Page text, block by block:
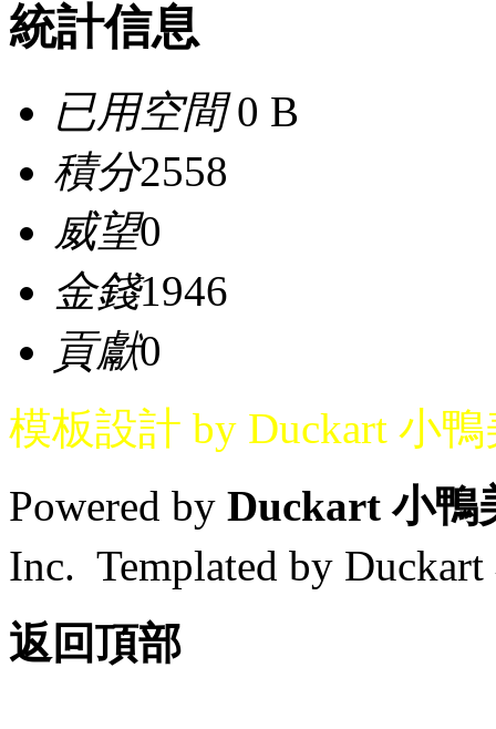
統計信息
已用空間0 B
積分2558
威望0
金錢1946
貢獻0
模板設計 by Duckart 小
Powered by Duckart 小鴨
Inc. Templated by
返回頂部